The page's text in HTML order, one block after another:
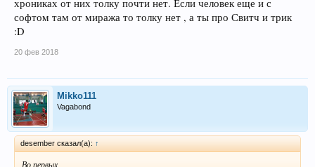
хрониках от них толку почти нет. Если человек еще и с
софтом там от миража то толку нет , а ты про Свитч и трик
:D
20 фев 2018
Mikko111
Vagabond
desember сказал(а): ↑
Во первых